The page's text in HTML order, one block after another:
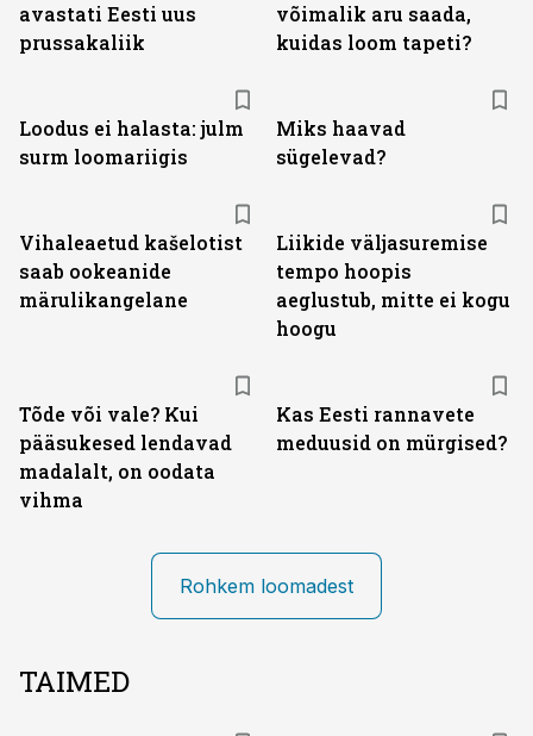
avastati Eesti uus
prussakaliik
võimalik aru saada,
kuidas loom tapeti?
Loodus ei halasta: julm
surm loomariigis
Miks haavad
sügelevad?
Vihaleaetud kašelotist
saab ookeanide
märulikangelane
Liikide väljasuremise
tempo hoopis
aeglustub, mitte ei kogu
hoogu
Tõde või vale? Kui
pääsukesed lendavad
madalalt, on oodata
vihma
Kas Eesti rannavete
meduusid on mürgised?
Rohkem loomadest
TAIMED